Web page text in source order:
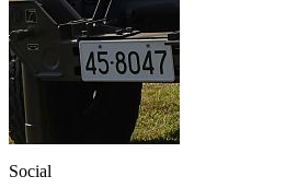
Social